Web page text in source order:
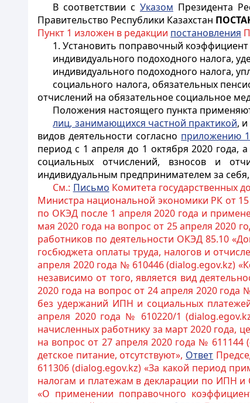
В соответствии с Указом Президента
Правительство Республики Казахстан
Пункт 1 изложен в редакции постановления
1. Установить поправочный
индивидуального подоходного налога,
индивидуального подоходного налога,
социального налога, обязательных
отчислений на обязательное социальное
Положения настоящего пункта
лиц, занимающихся частной практикой,
видов деятельности согласно приложению 1
период с 1 апреля до 1 октября 2020 года,
социальных отчислений, взносов и
индивидуальным предпринимателем за себя,
См.: Письмо Комитета государственных
Министра национальной экономики РК от
по ОКЭД после 1 апреля 2020 года и
мая 2020 года на вопрос от 25 апреля 2020
работников по деятельности ОКЭД 85.10
госбюджета оплаты труда, налогов и
апреля 2020 года № 610446 (dialog.egov.kz)
независимо от того, является вид
2020 года на вопрос от 24 апреля 2020
без удержаний ИПН и социальных
апреля 2020 года № 610220/1
начисленных работнику за март 2020 года,
на вопрос от 27 апреля 2020 года №
детское питание, отсутствуют», Ответ
611306 (dialog.egov.kz) «За какой период
налогам и платежам в декларации по ИПН и
«О применении поправочного